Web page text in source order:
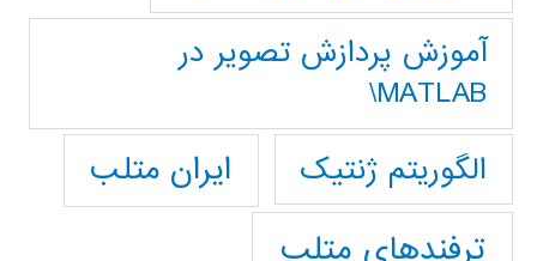
آموزش پردازش تصوير در
MATLAB\
الگوریتم ژنتیک
ایران متلب
ترفندهای متلب